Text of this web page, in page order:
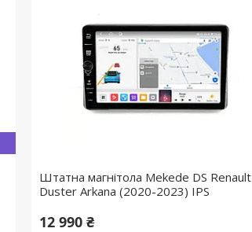
Штатна магнітола Mekede DS Renault
Duster Arkana (2020-2023) IPS
12 990 ₴